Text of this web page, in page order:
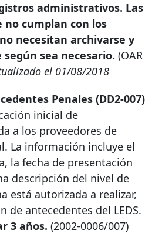
administrativos. Las
no cumplan con los
necesitan archivarse y
sea necesario. (OAR
el 01/08/2018
Penales (DD2-007)
inicial de
a los proveedores de
La información incluye el
la fecha de presentación
descripción del nivel de
está autorizada a realizar,
de antecedentes del LEDS.
3 años. (2002-0006/007)